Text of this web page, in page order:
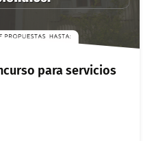
para servicios